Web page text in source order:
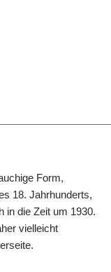
Form,
18. Jahrhunderts,
in die Zeit um 1930.
vielleicht